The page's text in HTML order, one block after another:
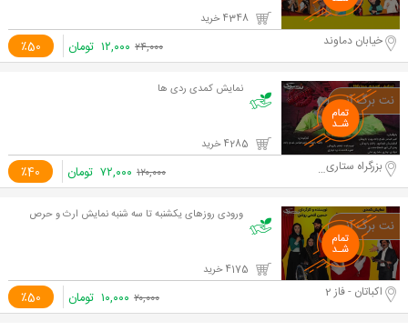
٪50 خیابان دماوند ۲۴,۰۰۰ ۱۲,۰۰۰ تومان
نمایش کمدی ردی ها
٪40 بزرگراه ستاری، نزدیک به تقاطع فردوس ۱۲۰,۰۰۰ ۷۲,۰۰۰ تومان
ورودی روزهای یکشنبه تا سه شنبه نمایش ارث و حرص
٪50 اکباتان - فاز 2 ۲۰,۰۰۰ ۱۰,۰۰۰ تومان